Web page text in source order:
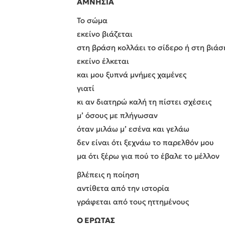
Το σώμα
εκείνο βιάζεται
στη βράση κολλάει το σίδερο ή στη
εκείνο έλκεται
και μου ξυπνά μνήμες χαμένες
γιατί
κι αν διατηρώ καλή τη πίστει σχέσεις
μ’ όσους με πλήγωσαν
όταν μιλάω μ’ εσένα και γελάω
δεν είναι ότι ξεχνάω το παρελθόν μου
μα ότι ξέρω για πού το έβαλε το μέλλον
βλέπεις η ποίηση
αντίθετα από την ιστορία
γράφεται από τους ηττημένους
Ο ΕΡΩΤΑΣ